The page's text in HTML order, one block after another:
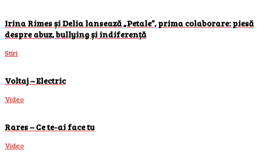
Irina Rimes și Delia lansează „Petale”, prima colaborare: piesă
despre abuz, bullying și indiferență
Stiri
Voltaj – Electric
Video
Rares – Ce te-ai face tu
Video